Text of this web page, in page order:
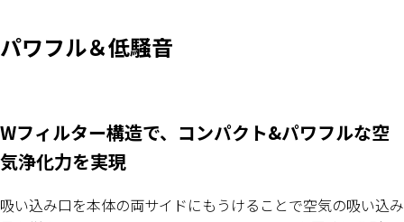
パワフル＆低騒音
Wフィルター構造で、コンパクト&パワフルな空
気浄化力を実現
吸い込み口を本体の両サイドにもうけることで空気の吸い込み